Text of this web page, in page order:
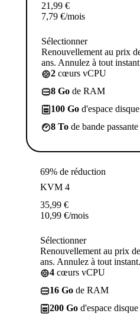
21,99 €
7,79 €/mois
Sélectionner
Renouvellement au prix
ans. Annulez à tout
2 cœurs vCPU
8 Go de RAM
100 Go d'espace
8 To de bande passante
69% de réduction
KVM 4
35,99 €
10,99 €/mois
Sélectionner
Renouvellement au prix
ans. Annulez à tout instant.
4 cœurs vCPU
16 Go de RAM
200 Go d'espace